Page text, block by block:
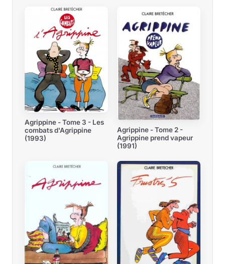
Agrippine - Tome 3 - Les
combats d'Agrippine
(1993)
Agrippine - Tome 2 -
Agrippine prend vapeur
(1991)